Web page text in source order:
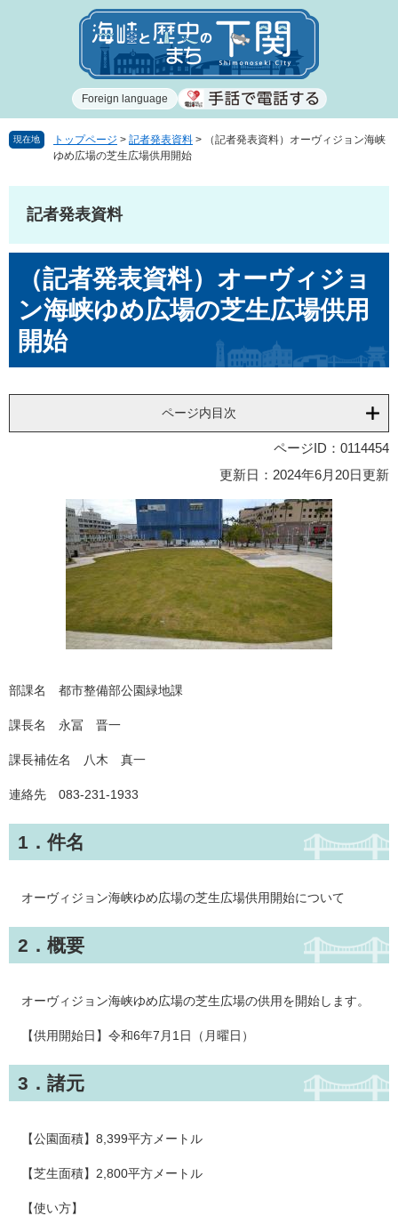
で
ば
Foreign language
現在地 トップページ > 記者発表資料 >
（記者発表資料）オーヴィジョン海峡
ゆめ広場の芝生広場供用開始
記者発表資料
（記者発表資料）オーヴィジョ
ン海峡ゆめ広場の芝生広場供用
開始
ページ内目次
ページID：0114454
更新日：2024年6月20日更新
部課名 都市整備部公園緑地課
課長名 永冨 晋一
課長補佐名 八木 真一
連絡先 083-231-1933
1．件名
オーヴィジョン海峡ゆめ広場の芝生広場供用開始について
2．概要
オーヴィジョン海峡ゆめ広場の芝生広場の供用を開始します。
【供用開始日】令和6年7月1日（月曜日）
3．諸元
【公園面積】8,399平方メートル
【芝生面積】2,800平方メートル
【使い方】